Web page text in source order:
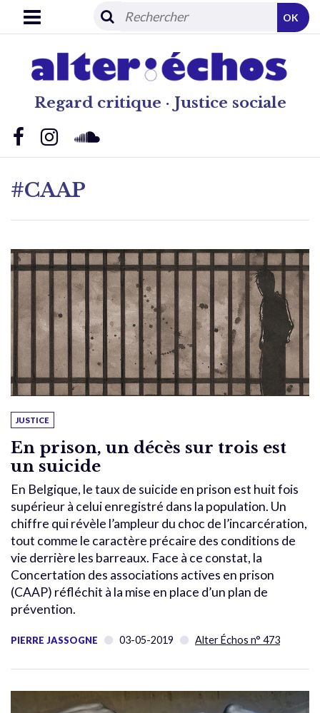
Regard critique · Justice sociale
OK
#CAAP
JUSTICE
En prison, un décès sur trois est
un suicide
En Belgique, le taux de suicide en prison est huit fois
supérieur à celui enregistré dans la population. Un
chiffre qui révèle l’ampleur du choc de l’incarcération,
tout comme le caractère précaire des conditions de
vie derrière les barreaux. Face à ce constat, la
Concertation des associations actives en prison
(CAAP) réfléchit à la mise en place d’un plan de
prévention.
PIERRE JASSOGNE 03-05-2019 Alter Échos n° 473